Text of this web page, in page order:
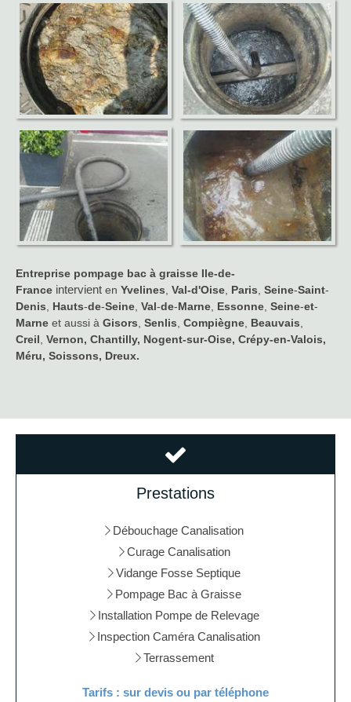
Entreprise pompage bac à graisse Ile-de-
France intervient en Yvelines, Val-d'Oise, Paris, Seine-Saint-
Denis, Hauts-de-Seine, Val-de-Marne, Essonne, Seine-et-
Marne et aussi à Gisors, Senlis, Compiègne, Beauvais,
Creil, Vernon, Chantilly, Nogent-sur-Oise, Crépy-en-Valois,
Méru, Soissons, Dreux.
Prestations
Débouchage Canalisation
Curage Canalisation
Vidange Fosse Septique
Pompage Bac à Graisse
Installation Pompe de Relevage
Inspection Caméra Canalisation
Terrassement
Tarifs : sur devis ou par téléphone